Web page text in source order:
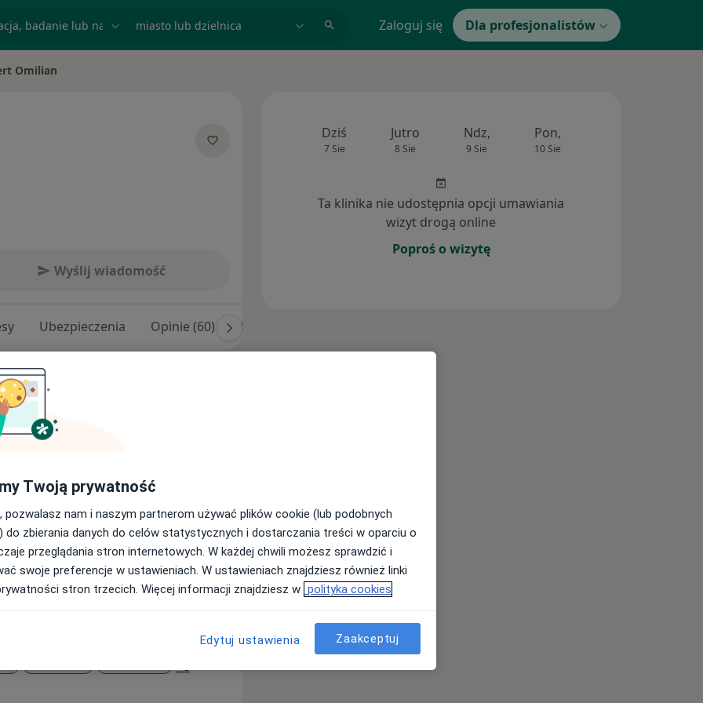
Zaloguj się Dla profesjonalistów
Omilian
Wyślij wiadomość
Ubezpieczenia Opinie (60) Odpowiedzi na pytania (1)
w obszarze barku i kolana.
(I Wydział Lekarski), a
Oddziale Ortopedii i Traumatologii
Urazowo Ortopedycznej Szpitala
CSK MSW w Warszawie.
i Traumatologii Narządu
(członek założyciel).
+6
Dziś
7 Sie
Jutro
8 Sie
Ndz,
9 Sie
Pon,
10 Sie
Ta klinika nie udostępnia opcji umawiania
wizyt drogą online
Poproś o wizytę
Twoją prywatność
pozwalasz nam i naszym partnerom używać plików cookie (lub podobnych
do zbierania danych do celów statystycznych i dostarczania treści w oparciu o
przeglądania stron internetowych. W każdej chwili możesz sprawdzić i
swoje preferencje w ustawieniach. W ustawieniach znajdziesz również linki
stron trzecich. Więcej informacji znajdziesz w polityka cookies
Edytuj ustawienia Zaakceptuj